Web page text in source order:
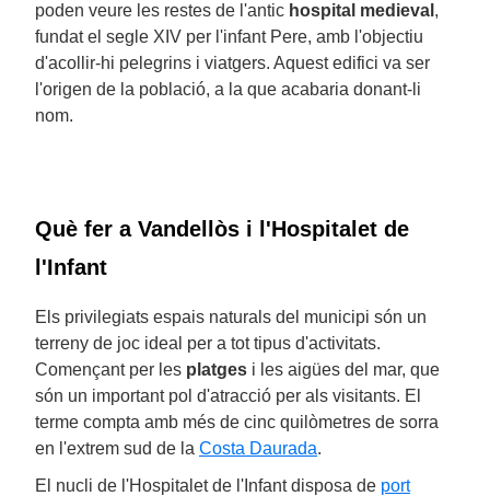
poden veure les restes de l'antic hospital medieval ,
fundat el segle XIV per l'infant Pere, amb l'objectiu
d'acollir-hi pelegrins i viatgers. Aquest edifici va ser
l'origen de la població, a la que acabaria donant-li
nom.
Què fer a Vandellòs i l'Hospitalet de
l'Infant
Els privilegiats espais naturals del municipi són un
terreny de joc ideal per a tot tipus d'activitats.
Començant per les platges i les aigües del mar, que
són un important pol d'atracció per als visitants. El
terme compta amb més de cinc quilòmetres de sorra
en l'extrem sud de la Costa Daurada.
El nucli de l'Hospitalet de l'Infant disposa de port